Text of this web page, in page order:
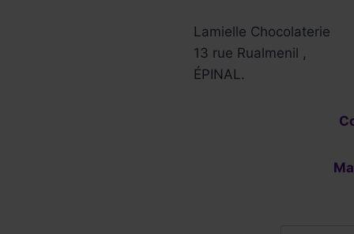
Lamielle Chocolaterie
13 rue Rualmenil ,
ÉPINAL.